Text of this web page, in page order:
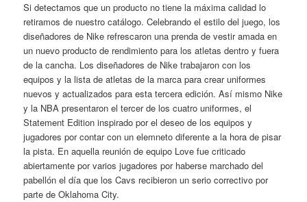
Si detectamos que un producto no tiene la máxima calidad lo
retiramos de nuestro catálogo. Celebrando el estilo del juego, los
diseñadores de Nike refrescaron una prenda de vestir amada en
un nuevo producto de rendimiento para los atletas dentro y fuera
de la cancha. Los diseñadores de Nike trabajaron con los
equipos y la lista de atletas de la marca para crear uniformes
nuevos y actualizados para esta tercera edición. Así mismo Nike
y la NBA presentaron el tercer de los cuatro uniformes, el
Statement Edition inspirado por el deseo de los equipos y
jugadores por contar con un elemneto diferente a la hora de pisar
la pista. En aquella reunión de equipo Love fue criticado
abiertamente por varios jugadores por haberse marchado del
pabellón el día que los Cavs recibieron un serio correctivo por
parte de Oklahoma City.